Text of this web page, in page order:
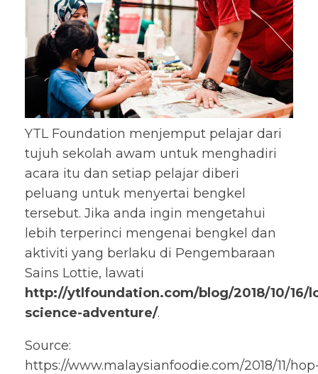
YTL Foundation menjemput pelajar dari
tujuh sekolah awam untuk menghadiri
acara itu dan setiap pelajar diberi
peluang untuk menyertai bengkel
tersebut. Jika anda ingin mengetahui
lebih terperinci mengenai bengkel dan
aktiviti yang berlaku di Pengembaraan
Sains Lottie, lawati
http://ytlfoundation.com/blog/2018/10/16/
science-adventure/.
Source:
https://www.malaysianfoodie.com/2018/11/